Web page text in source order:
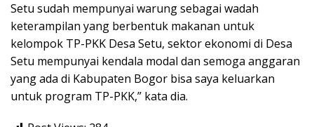
Setu sudah mempunyai warung sebagai wadah
keterampilan yang berbentuk makanan untuk
kelompok TP-PKK Desa Setu, sektor ekonomi di Desa
Setu mempunyai kendala modal dan semoga anggaran
yang ada di Kabupaten Bogor bisa saya keluarkan
untuk program TP-PKK,” kata dia.